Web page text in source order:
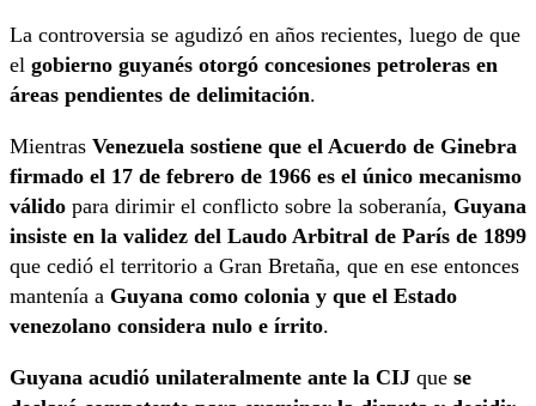
La controversia se agudizó en años recientes, luego de que
el gobierno guyanés otorgó concesiones petroleras en
áreas pendientes de delimitación.
Mientras Venezuela sostiene que el Acuerdo de Ginebra
firmado el 17 de febrero de 1966 es el único mecanismo
válido para dirimir el conflicto sobre la soberanía, Guyana
insiste en la validez del Laudo Arbitral de París de 1899
que cedió el territorio a Gran Bretaña, que en ese entonces
mantenía a Guyana como colonia y que el Estado
venezolano considera nulo e írrito.
Guyana acudió unilateralmente ante la CIJ que se